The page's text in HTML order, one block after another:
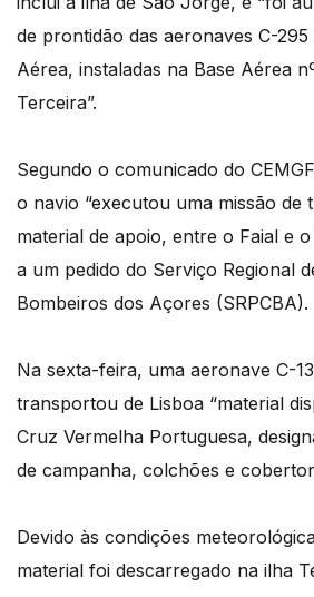
de prontidão das aeronaves C-295
Aérea, instaladas na Base Aérea
Terceira”.
Segundo o comunicado do
o navio “executou uma missão de
material de apoio, entre o Faial e
a um pedido do Serviço Regional
Bombeiros dos Açores (SRPCBA).
Na sexta-feira, uma aeronave C-
transportou de Lisboa “material
Cruz Vermelha Portuguesa,
de campanha, colchões e
Devido às condições
material foi descarregado na ilha